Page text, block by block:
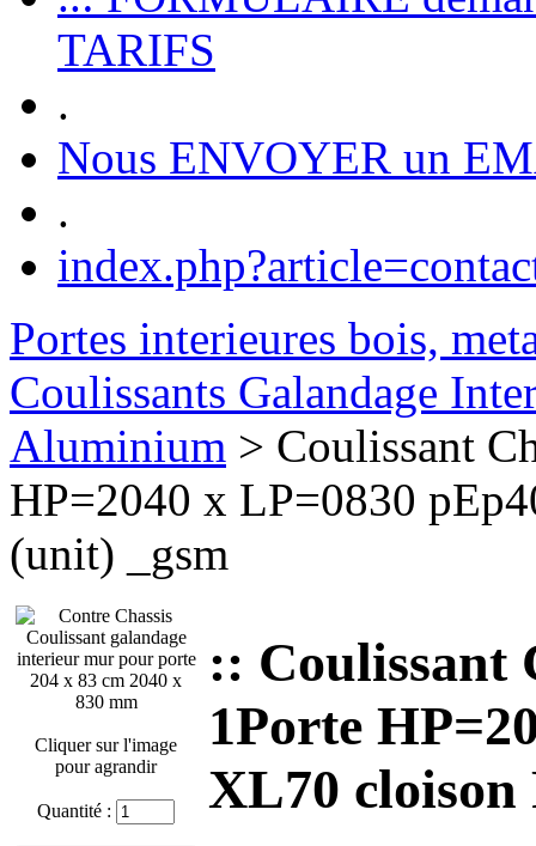
TARIFS
.
Nous ENVOYER un
.
Portes interieures bois,
Coulissants Galandage
Aluminium > Coulissant
HP=2040 x LP=0830
(unit) _gsm
Cliquer sur l'image
pour agrandir
Quantité :
:: Coulissant
1Porte
XL70 cloison